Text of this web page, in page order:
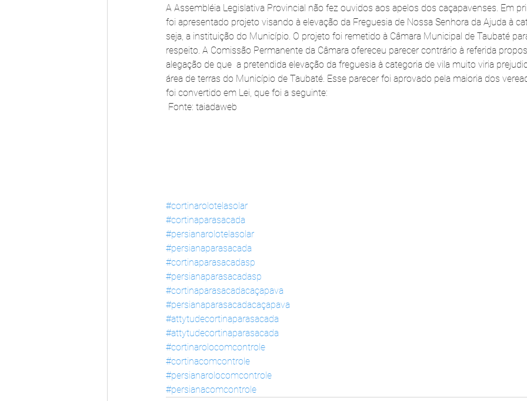
A Assembléia Legislativa Provincial não fez ouvidos aos apelos dos caçapavenses. Em
foi apresentado projeto visando à elevação da Freguesia de Nossa Senhora da Ajuda à
seja, a instituição do Município. O projeto foi remetido à Câmara Municipal de Taubaté
respeito. A Comissão Permanente da Câmara ofereceu parecer contrário à referida
alegação de que  a pretendida elevação da freguesia à categoria de vila muito viria
área de terras do Município de Taubaté. Esse parecer foi aprovado pela maioria dos
foi convertido em Lei, que foi a seguinte:
Fonte: taiadaweb
#cortinarolotelasolar
#cortinaparasacada
#persianarolotelasolar
#persianaparasacada
#cortinaparasacadasp
#persianaparasacadasp
#cortinaparasacadacaçapava
#persianaparasacadacaçapava
#attytudecortinaparasacada
#attytudecortinaparasacada
#cortinarolocomcontrole
#cortinacomcontrole
#persianarolocomcontrole
#persianacomcontrole